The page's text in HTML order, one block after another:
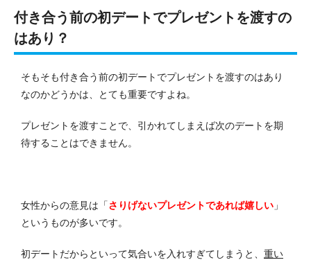
付き合う前の初デートでプレゼントを渡すの
はあり？
そもそも付き合う前の初デートでプレゼントを渡すのはあり
なのかどうかは、とても重要ですよね。
プレゼントを渡すことで、引かれてしまえば次のデートを期
待することはできません。
女性からの意見は「さりげないプレゼントであれば嬉しい 」
というものが多いです。
初デートだからといって気合いを入れすぎてしまうと、 重い